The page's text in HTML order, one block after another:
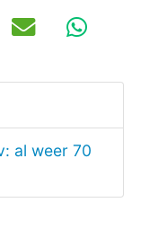
Pinterest
E-mail
al weer 70